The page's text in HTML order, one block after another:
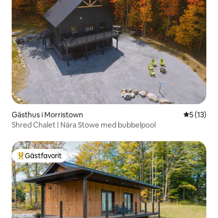
Gästhus i Morristown 5 av 5 i
5 (13)
Shred Chalet | Nära Stowe med bubbelpool
Populär gästfavorit
Gästfavorit